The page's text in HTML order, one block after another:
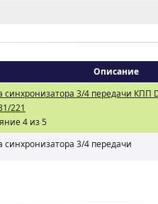
Описание
синхронизатора 3/4 передачи КПП
221
4 из 5
синхронизатора 3/4 передачи